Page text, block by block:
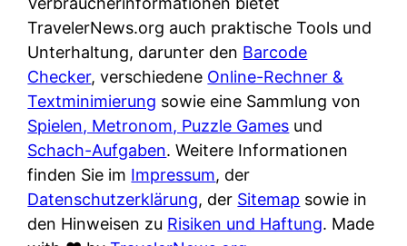
e
t
s
i
e
t
i
s
c
h
e
n
d
e
TravelerNews.org auch praktische Tools und
Unterhaltung, darunter den Barcode
Checker, verschiedene Online-Rechner &
Textminimierung sowie eine Sammlung von
Spielen, Metronom, Puzzle Games und
Schach-Aufgaben. Weitere Informationen
finden Sie im Impressum, der
Datenschutzerklärung, der Sitemap sowie in
den Hinweisen zu Risiken und Haftung. Made